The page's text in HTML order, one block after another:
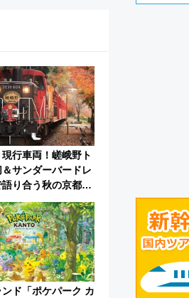
行車両！嵯峨野ト
＆サンダーバードレ
語り合う秋の京都
原トシヒロと行
「京都の鉄道満喫
催
ンド「ポケパーク カ